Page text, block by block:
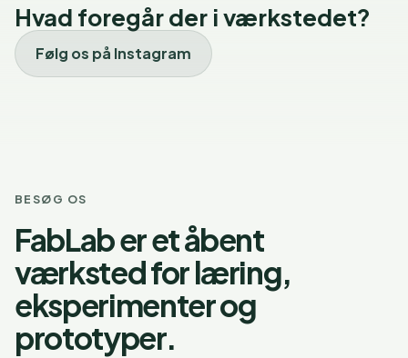
Hvad foregår der i værkstedet?
Følg os på Instagram
BESØG OS
FabLab er et åbent
værksted for læring,
eksperimenter og
prototyper.